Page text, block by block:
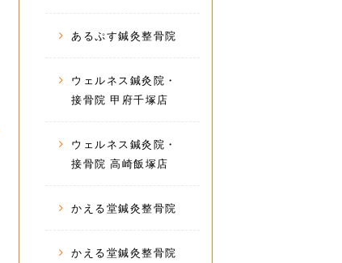
あるぷす鍼灸整骨院
ウェルネス鍼灸院・
接骨院 甲府千塚店
ウェルネス鍼灸院・
接骨院 高崎飯塚店
かえる堂鍼灸整骨院
かえる堂鍼灸整骨院